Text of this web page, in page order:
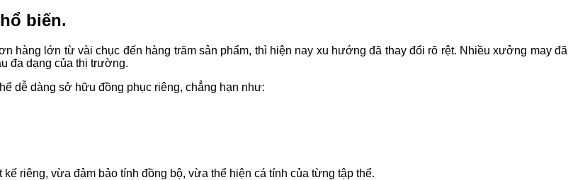
biến.
hàng lớn từ vài chục đến hàng trăm sản phẩm, thì hiện nay xu hướng đã thay đổi rõ rệt. Nhiều xưởng may đã
đa dạng của thị trường.
dễ dàng sở hữu đồng phục riêng, chẳng hạn như:
riêng, vừa đảm bảo tính đồng bộ, vừa thể hiện cá tính của từng tập thể.